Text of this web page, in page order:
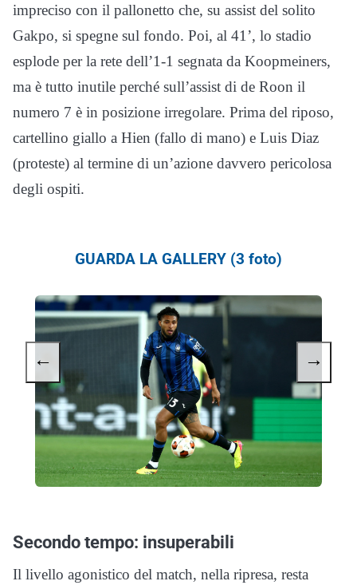
impreciso con il pallonetto che, su assist del solito
Gakpo, si spegne sul fondo. Poi, al 41’, lo stadio
esplode per la rete dell’1-1 segnata da Koopmeiners,
ma è tutto inutile perché sull’assist di de Roon il
numero 7 è in posizione irregolare. Prima del riposo,
cartellino giallo a Hien (fallo di mano) e Luis Diaz
(proteste) al termine di un’azione davvero pericolosa
degli ospiti.
GUARDA LA GALLERY (3 foto)
← →
Secondo tempo: insuperabili
Il livello agonistico del match, nella ripresa, resta